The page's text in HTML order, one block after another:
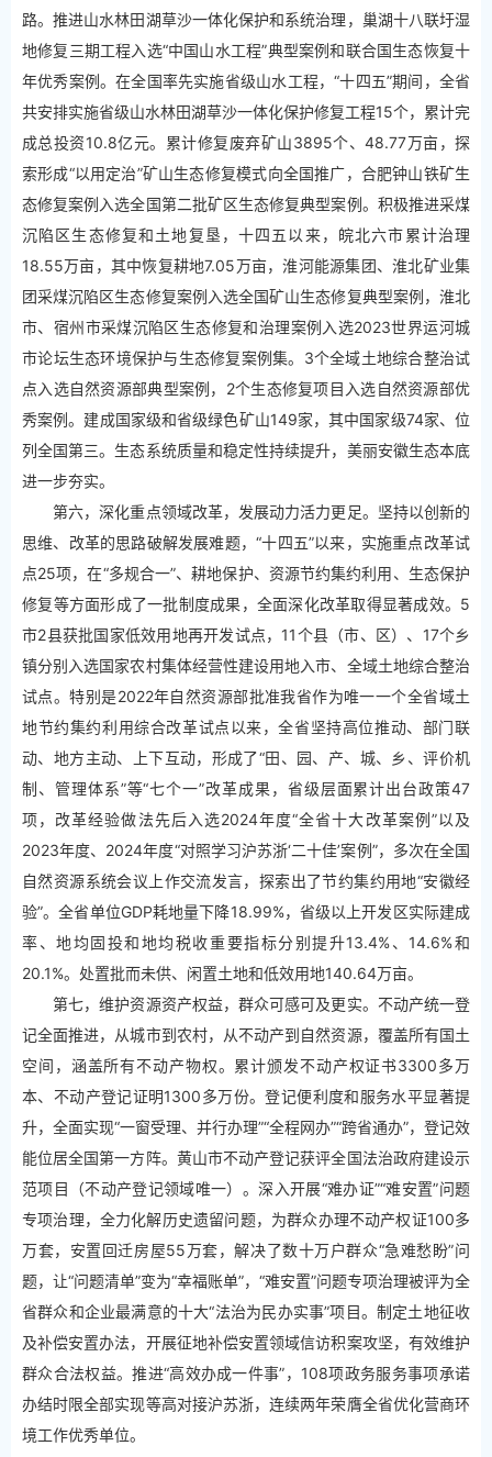
路。推进山水林田湖草沙一体化保护和系统治理，巢湖十八联圩湿
地修复三期工程入选“中国山水工程”典型案例和联合国生态恢复十
年优秀案例。在全国率先实施省级山水工程，“十四五”期间，全省
共安排实施省级山水林田湖草沙一体化保护修复工程15个，累计完
成总投资10.8亿元。累计修复废弃矿山3895个、48.77万亩，探
索形成“以用定治”矿山生态修复模式向全国推广，合肥钟山铁矿生
态修复案例入选全国第二批矿区生态修复典型案例。积极推进采煤
沉陷区生态修复和土地复垦，十四五以来，皖北六市累计治理
18.55万亩，其中恢复耕地7.05万亩，淮河能源集团、淮北矿业集
团采煤沉陷区生态修复案例入选全国矿山生态修复典型案例，淮北
市、宿州市采煤沉陷区生态修复和治理案例入选2023世界运河城
市论坛生态环境保护与生态修复案例集。3个全域土地综合整治试
点入选自然资源部典型案例，2个生态修复项目入选自然资源部优
秀案例。建成国家级和省级绿色矿山149家，其中国家级74家、位
列全国第三。生态系统质量和稳定性持续提升，美丽安徽生态本底
进一步夯实。
第六，深化重点领域改革，发展动力活力更足。坚持以创新的
思维、改革的思路破解发展难题，“十四五”以来，实施重点改革试
点25项，在“多规合一”、耕地保护、资源节约集约利用、生态保护
修复等方面形成了一批制度成果，全面深化改革取得显著成效。5
市2县获批国家低效用地再开发试点，11个县（市、区）、17个乡
镇分别入选国家农村集体经营性建设用地入市、全域土地综合整治
试点。特别是2022年自然资源部批准我省作为唯一一个全省域土
地节约集约利用综合改革试点以来，全省坚持高位推动、部门联
动、地方主动、上下互动，形成了“田、园、产、城、乡、评价机
制、管理体系”等“七个一”改革成果，省级层面累计出台政策47
项，改革经验做法先后入选2024年度“全省十大改革案例”以及
2023年度、2024年度“对照学习沪苏浙‘二十佳’案例”，多次在全国
自然资源系统会议上作交流发言，探索出了节约集约用地“安徽经
验”。全省单位GDP耗地量下降18.99%，省级以上开发区实际建成
率、地均固投和地均税收重要指标分别提升13.4%、14.6%和
20.1%。处置批而未供、闲置土地和低效用地140.64万亩。
第七，维护资源资产权益，群众可感可及更实。不动产统一登
记全面推进，从城市到农村，从不动产到自然资源，覆盖所有国土
空间，涵盖所有不动产物权。累计颁发不动产权证书3300多万
本、不动产登记证明1300多万份。登记便利度和服务水平显著提
升，全面实现“一窗受理、并行办理”“全程网办”“跨省通办”，登记效
能位居全国第一方阵。黄山市不动产登记获评全国法治政府建设示
范项目（不动产登记领域唯一）。深入开展“难办证”“难安置”问题
专项治理，全力化解历史遗留问题，为群众办理不动产权证100多
万套，安置回迁房屋55万套，解决了数十万户群众“急难愁盼”问
题，让“问题清单”变为“幸福账单”，“难安置”问题专项治理被评为全
省群众和企业最满意的十大“法治为民办实事”项目。制定土地征收
及补偿安置办法，开展征地补偿安置领域信访积案攻坚，有效维护
群众合法权益。推进“高效办成一件事”，108项政务服务事项承诺
办结时限全部实现等高对接沪苏浙，连续两年荣膺全省优化营商环
境工作优秀单位。